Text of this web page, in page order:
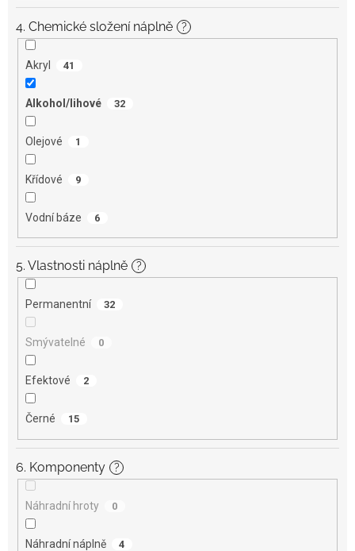
4. Chemické složení náplně ?
Akryl 41
Alkohol/lihové 32
Olejové 1
Křídové 9
Vodní báze 6
5. Vlastnosti náplně ?
Permanentní 32
Smývatelné 0
Efektové 2
Černé 15
6. Komponenty ?
Náhradní hroty 0
Náhradní náplně 4